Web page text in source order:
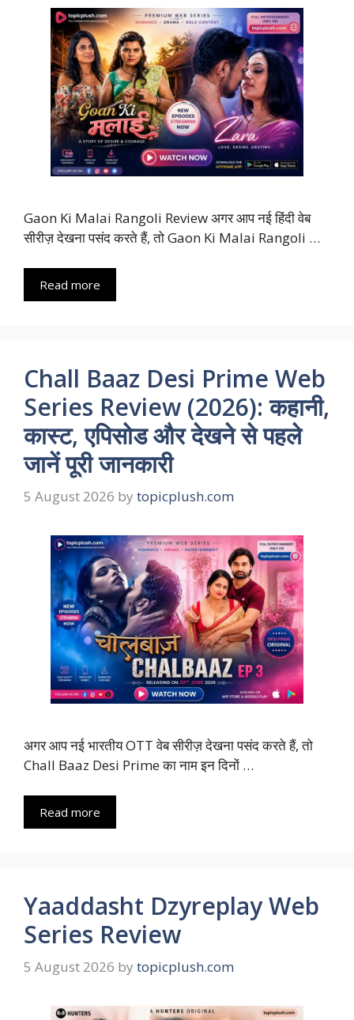
Gaon Ki Malai Rangoli Review अगर आप नई हिंदी वेब
सीरीज़ देखना पसंद करते हैं, तो Gaon Ki Malai Rangoli …
Read more
Chall Baaz Desi Prime Web
Series Review (2026): कहानी,
कास्ट, एपिसोड और देखने से पहले
जानें पूरी जानकारी
5 August 2026 by topicplush.com
अगर आप नई भारतीय OTT वेब सीरीज़ देखना पसंद करते हैं, तो
Chall Baaz Desi Prime का नाम इन दिनों …
Read more
Yaaddasht Dzyreplay Web
Series Review
5 August 2026 by topicplush.com